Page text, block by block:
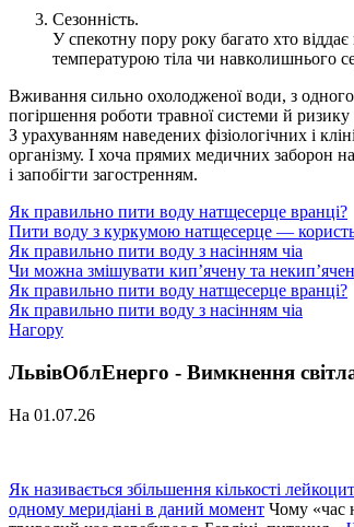
Сезонність.
У спекотну пору року багато хто
температурою тіла чи навколишнього
Вживання сильно охолодженої води, з
погіршення роботи травної системи й
З урахуванням наведених фізіологічних і
організму. І хоча прямих медичних заборон
і запобігти загостренням.
Як правильно пити воду натщесерце вранці?
Пити воду з куркумою натщесерце —
Як правильно пити воду з насінням чіа
Чи можна змішувати кип’ячену та
Як правильно пити воду натщесерце вранці?
Як правильно пити воду з насінням чіа
Нагору
ЛьвівОблЕнерго - Вимкнення
На 01.07.26
Як називається збільшення кількості
одному меридіані в даний момент Чому «час